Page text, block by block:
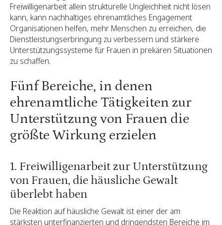
Freiwilligenarbeit allein strukturelle Ungleichheit nicht lösen
kann, kann nachhaltiges ehrenamtliches Engagement
Organisationen helfen, mehr Menschen zu erreichen, die
Dienstleistungserbringung zu verbessern und stärkere
Unterstützungssysteme für Frauen in prekären Situationen
zu schaffen.
Fünf Bereiche, in denen
ehrenamtliche Tätigkeiten zur
Unterstützung von Frauen die
größte Wirkung erzielen
1. Freiwilligenarbeit zur Unterstützung
von Frauen, die häusliche Gewalt
überlebt haben
Die Reaktion auf häusliche Gewalt ist einer der am
stärksten unterfinanzierten und dringendsten Bereiche im